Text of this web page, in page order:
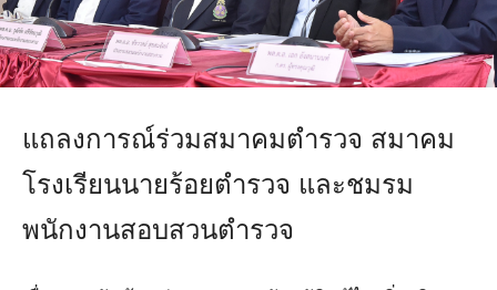
แถลงการณ์ร่วมสมาคมตำรวจ สมาคม
โรงเรียนนายร้อยตำรวจ และชมรม
พนักงานสอบสวนตำรวจ